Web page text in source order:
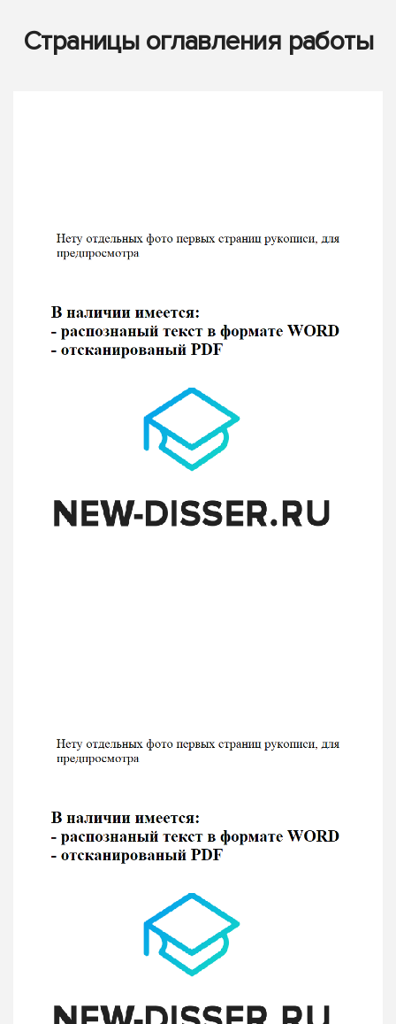
Страницы оглавления работы